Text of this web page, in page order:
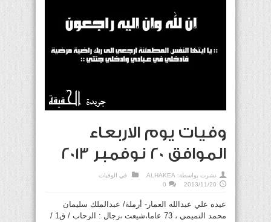
وفيات يوم الاربعاء
الموافق 20 نوفمبر 2013
نشرت بواسطة: ALHAKEA في الوفيات
2013/11/20
0
عيده علي عبدالله العمار- أرملة/ عبدالملك سليمان
محمد التميمي ، 73 عاما،شيعت ،رجال : الرحاب / ق1 /